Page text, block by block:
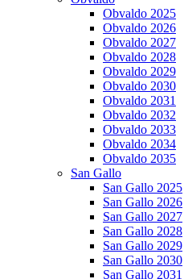
Obvaldo 2025
Obvaldo 2026
Obvaldo 2027
Obvaldo 2028
Obvaldo 2029
Obvaldo 2030
Obvaldo 2031
Obvaldo 2032
Obvaldo 2033
Obvaldo 2034
Obvaldo 2035
San Gallo
San Gallo 2025
San Gallo 2026
San Gallo 2027
San Gallo 2028
San Gallo 2029
San Gallo 2030
San Gallo 2031